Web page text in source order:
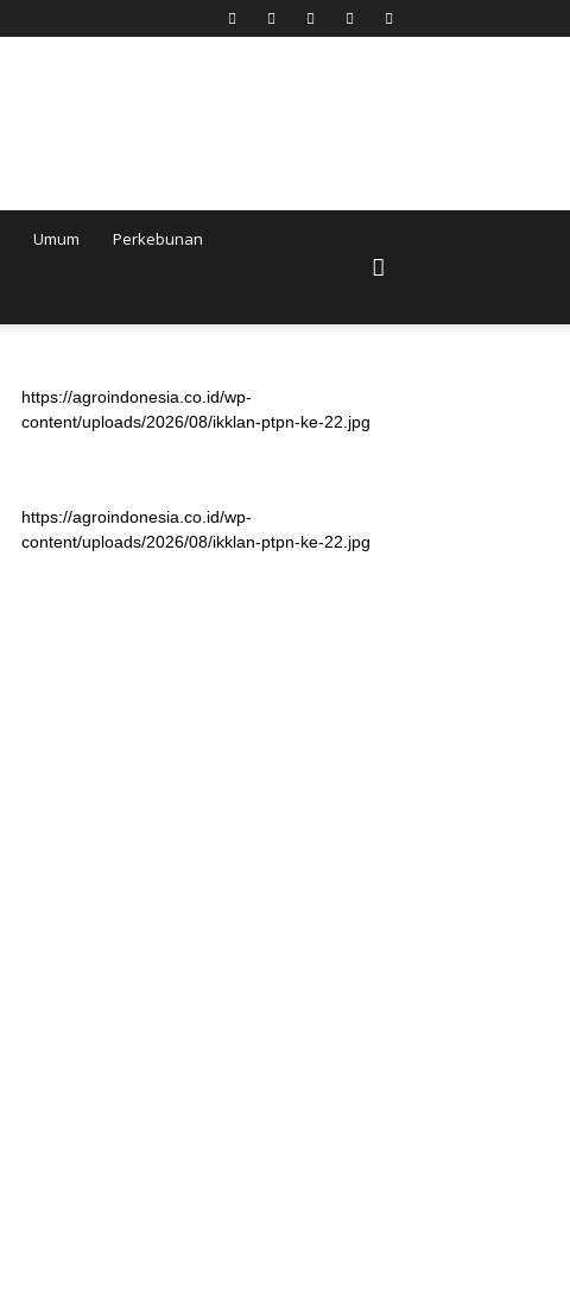
Umum Perkebunan
https://agroindonesia.co.id/wp-
content/uploads/2026/08/ikklan-ptpn-ke-22.jpg
https://agroindonesia.co.id/wp-
content/uploads/2026/08/ikklan-ptpn-ke-22.jpg